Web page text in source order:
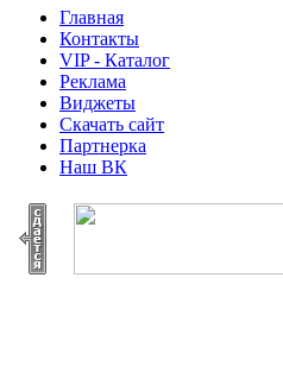
Главная
Контакты
VIP - Каталог
Реклама
Виджеты
Скачать сайт
Партнерка
Наш ВК